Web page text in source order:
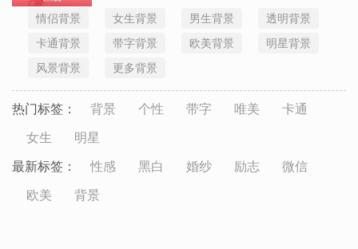
情侣背景 女生背景 男生背景
透明背景
卡通背景
带字背景 欧美背景
明星背景
风景背景
更多背景
热门标签： 背景 个性 带字 唯美 卡通
女生 明星
最新标签： 性感 黑白 婚纱 励志 微信
欧美 背景